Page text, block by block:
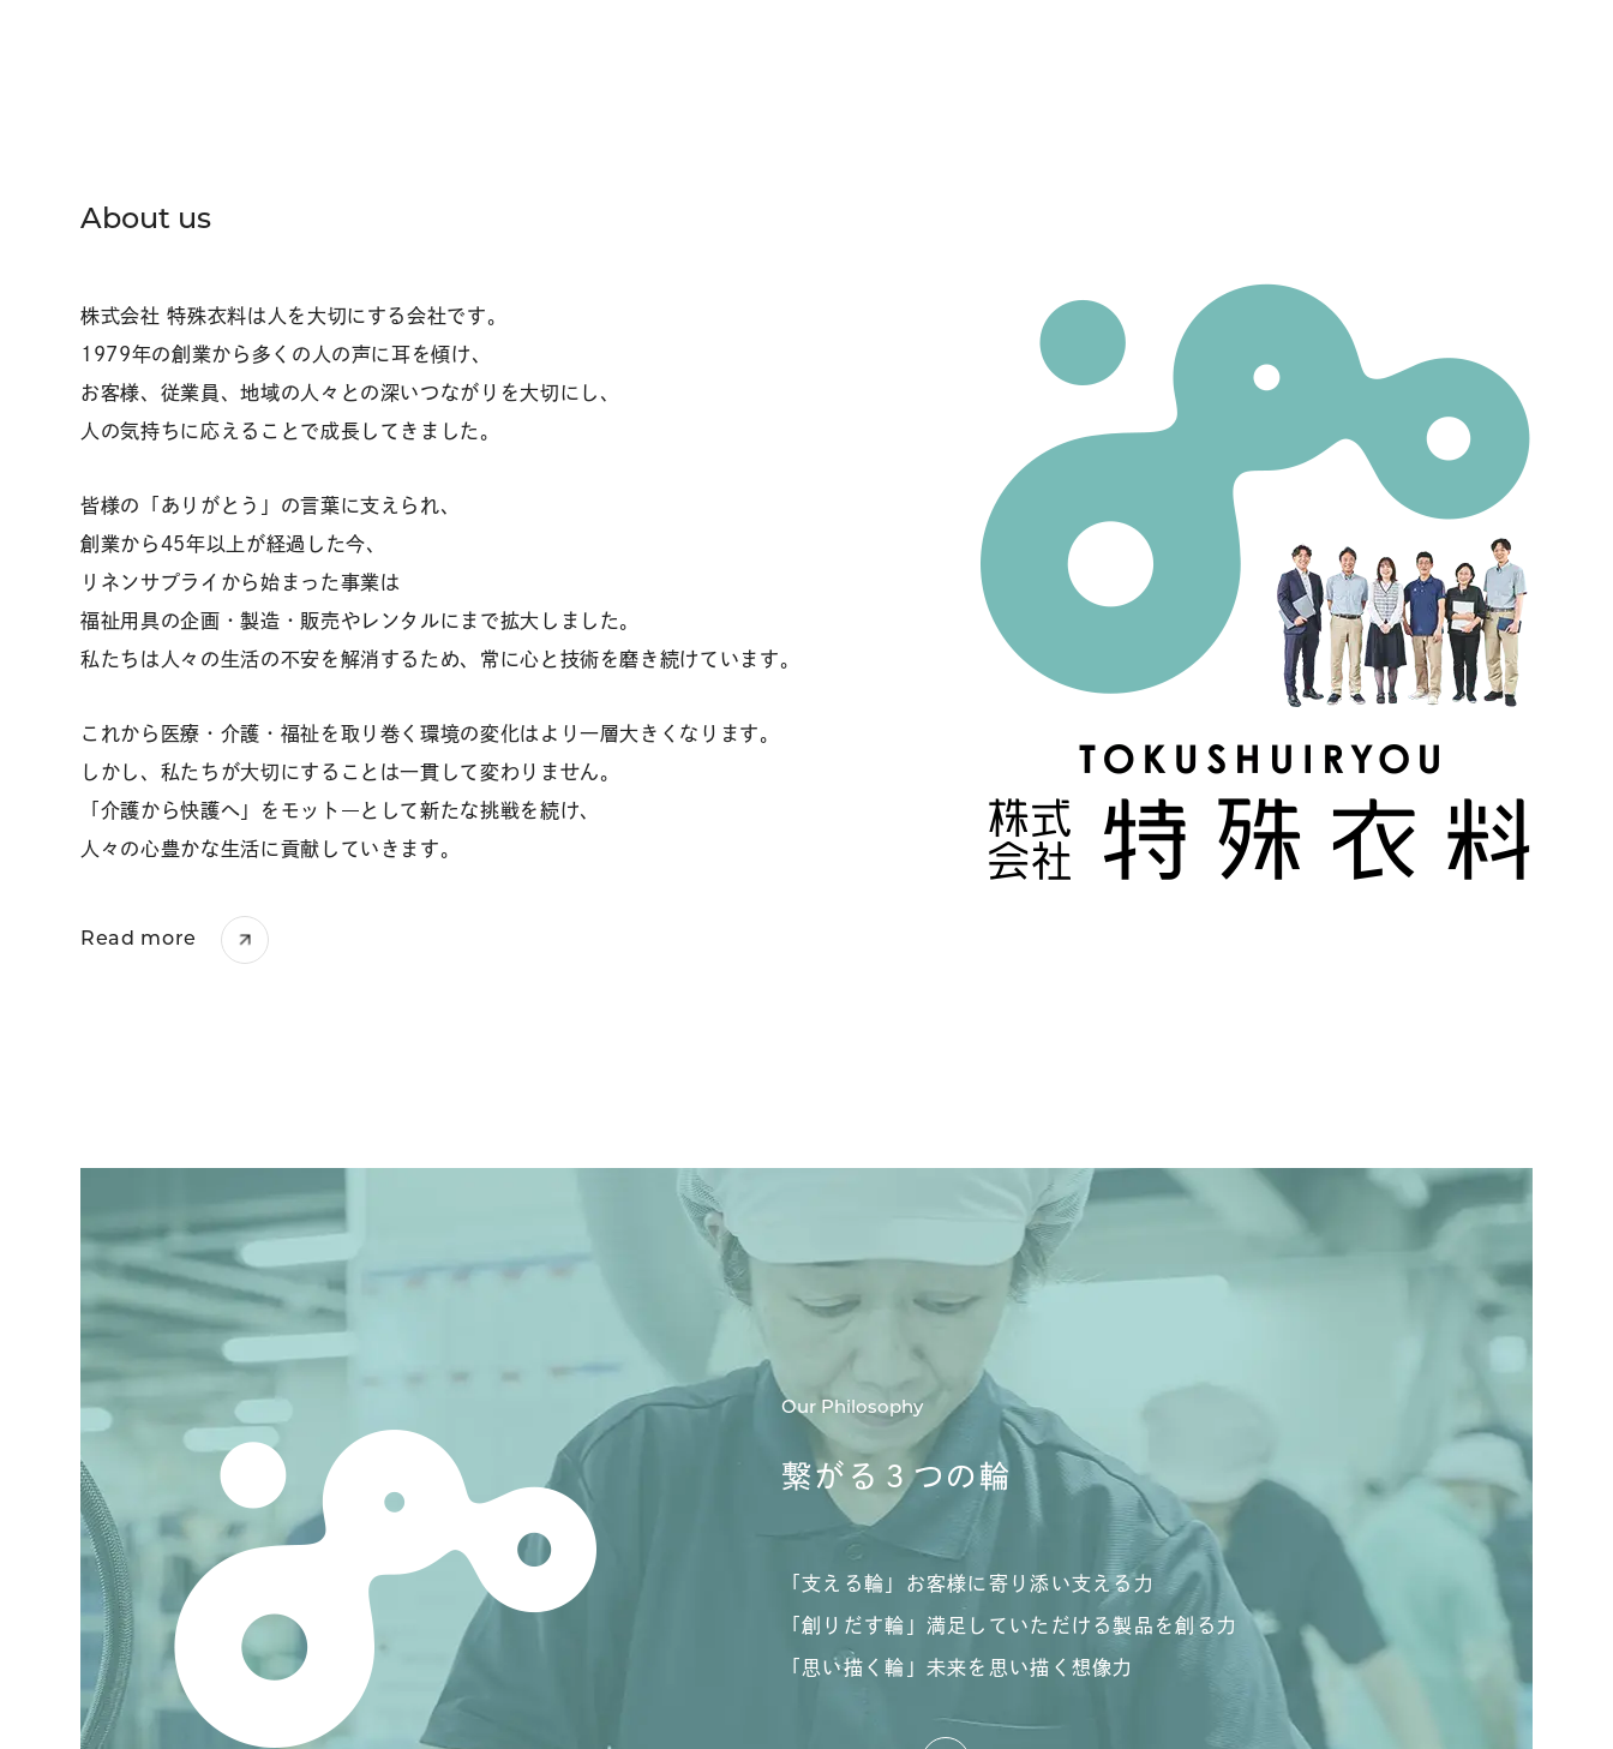
About us
株式会社 特殊衣料は 人を大切にする会社です。
1979年の創業から多くの 人の声に耳を傾け、
お客様、従業員、地域の人々との深いつながりを大切にし、
人の気持ちに応えることで成長してきました。
皆様の「ありがとう」の言葉に支えられ、
創業から45年以上が経過した今、
リネンサプライから始まった事業は
福祉用具の企画・製造・販売やレンタルにまで拡大しました。
私たちは人々の生活の不安を解消するため、 常に心と技術を磨き続けています。
これから医療・介護・福祉を取り巻く環境の変化は より一層大きくなります。
しかし、私たちが大切にすることは一貫して変わりません。
「介護から快護へ」をモット―として新たな挑戦を続け、
人々の心豊かな生活に貢献していきます。
Read more
Our Philosophy
繋がる３つの輪
「支える輪」お客様に寄り添い支える力
「創りだす輪」満足していただける製品を創る力
「思い描く輪」未来を思い描く想像力